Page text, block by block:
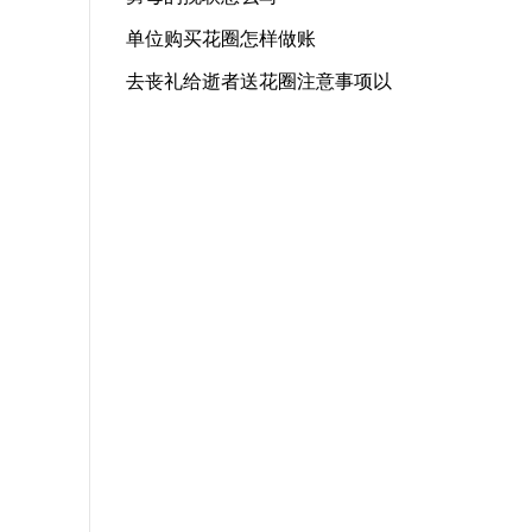
单位购买花圈怎样做账
去丧礼给逝者送花圈注意事项以